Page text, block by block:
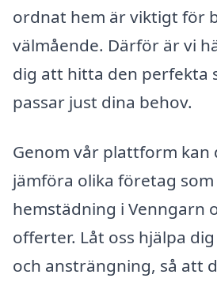
ordnat hem är viktigt för
välmående. Därför är vi
dig att hitta den perfekta
passar just dina behov.
Genom vår plattform kan
jämföra olika företag
hemstädning i Venngarn
offerter. Låt oss hjälpa
och ansträngning, så att